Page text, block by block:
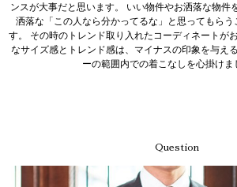
ンスが大事だと思います。 いい物件やお洒落な物件
洒落な「この人なら分かってるな」と思ってもら
す。 その時のトレンド取り入れたコーディネートが
なサイズ感とトレンド感は、マイナスの印象を与え
ーの範囲内での着こなしを心掛けま
Question